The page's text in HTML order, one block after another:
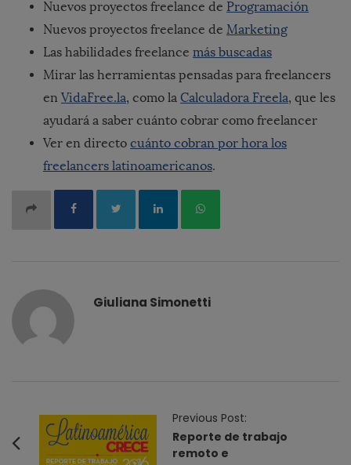
Nuevos proyectos freelance de Programación
Nuevos proyectos freelance de Marketing
Las habilidades freelance más buscadas
Mirar las herramientas pensadas para freelancers
en VidaFree.la, como la Calculadora Freela, que les
ayudará a saber cuánto cobrar como freelancer
Ver en directo cuánto cobran por hora los
freelancers latinoamericanos.
Giuliana Simonetti
Previous Post:
Reporte de trabajo
remoto e